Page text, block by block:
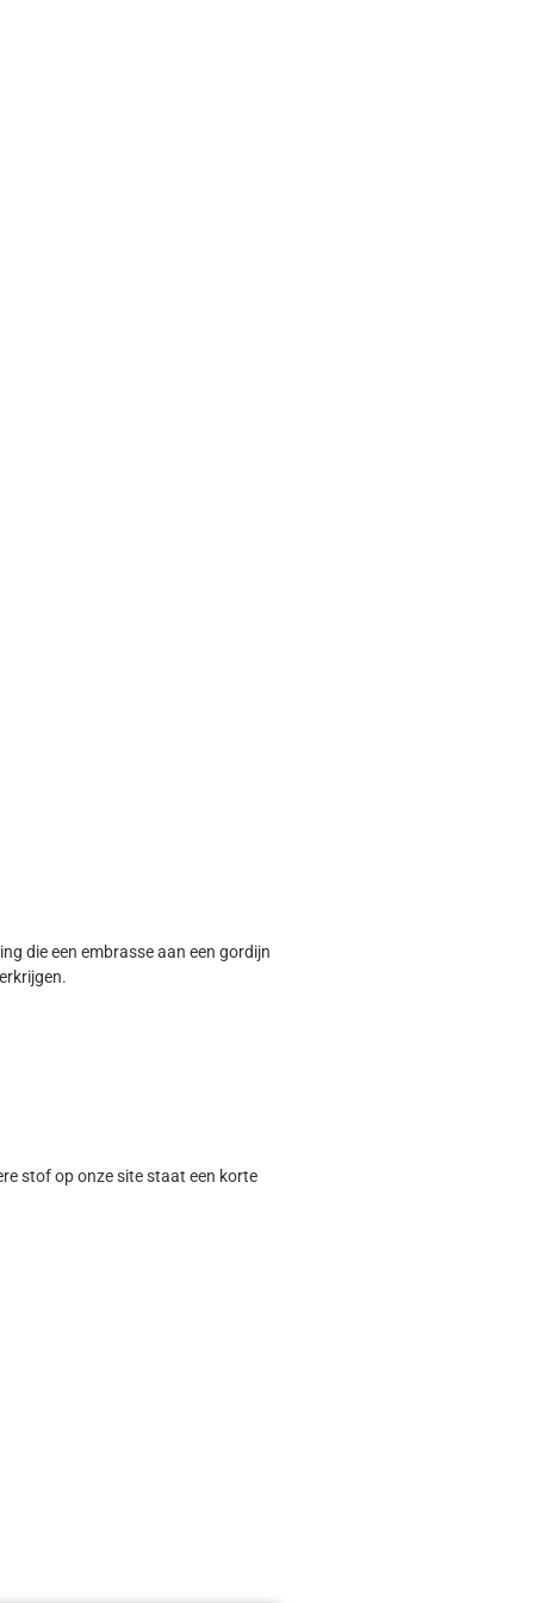
die een embrasse aan een gordijn
stof op onze site staat een korte